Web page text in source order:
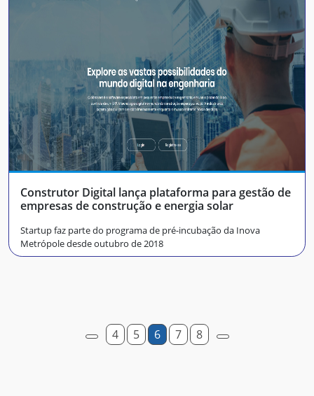
Construtor Digital lança plataforma para gestão de
empresas de construção e energia solar
Startup faz parte do programa de pré-incubação da Inova
Metrópole desde outubro de 2018
4 5 6 7 8